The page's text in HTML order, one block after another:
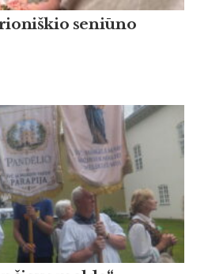
seniūno